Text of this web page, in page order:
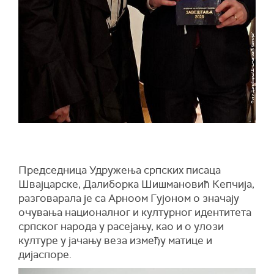
Председница Удружења српских писаца
Швајцарске, Далиборка Шишмановић Кепчија,
разговарала је са Арноом Гујоном о значају
очувања националног и културног идентитета
српског народа у расејању, као и о улози
културе у јачању веза између матице и
дијаспоре.